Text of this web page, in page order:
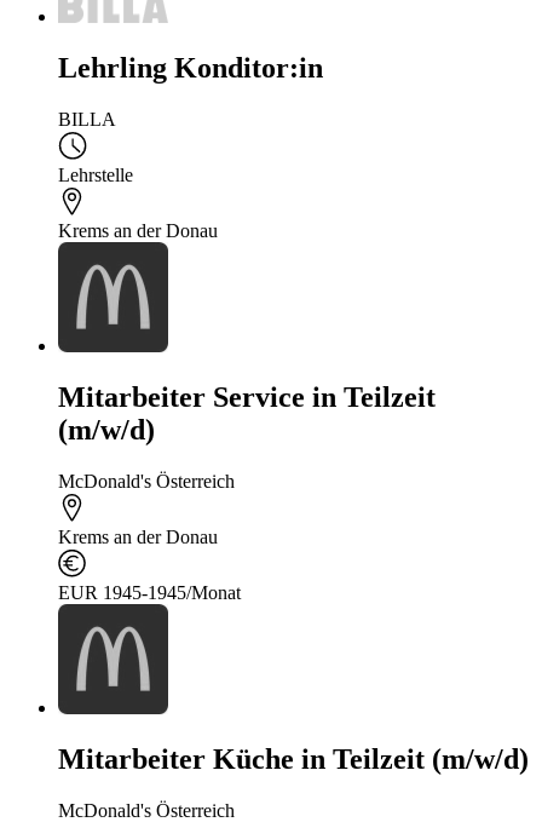
Lehrling Konditor:in
BILLA
Lehrstelle
Krems an der Donau
Mitarbeiter Service in Teilzeit
(m/w/d)
McDonald's Österreich
Krems an der Donau
EUR 1945-1945/Monat
Mitarbeiter Küche in Teilzeit (m/w/d)
McDonald's Österreich